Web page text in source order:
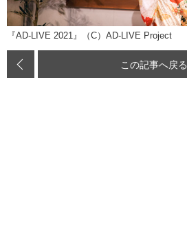
『AD-LIVE 2021』（C）AD-LIVE Project
この記事へ戻る